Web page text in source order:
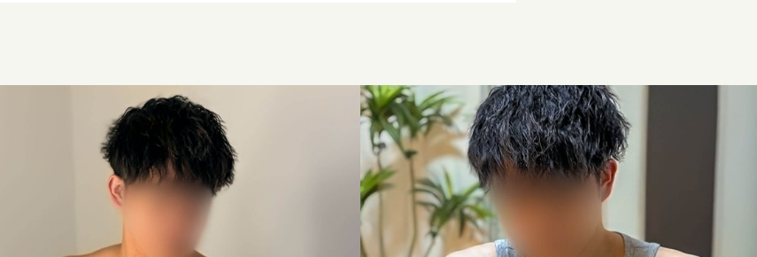
料金改定のお知らせ